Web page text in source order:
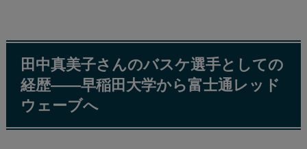
田中真美子さんのバスケ選手としての
経歴——早稲田大学から富士通レッド
ウェーブへ